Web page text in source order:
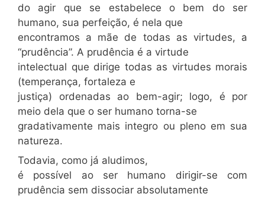
do agir que se estabelece o bem do ser
humano, sua perfeição, é nela que
encontramos a mãe de todas as virtudes, a
“prudência”. A prudência é a virtude
intelectual que dirige todas as virtudes morais
(temperança, fortaleza e
justiça) ordenadas ao bem-agir; logo, é por
meio dela que o ser humano torna-se
gradativamente mais integro ou pleno em sua
natureza.
Todavia, como já aludimos,
é possível ao ser humano dirigir-se com
prudência sem dissociar absolutamente